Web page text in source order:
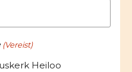
(Vereist)
Heiloo